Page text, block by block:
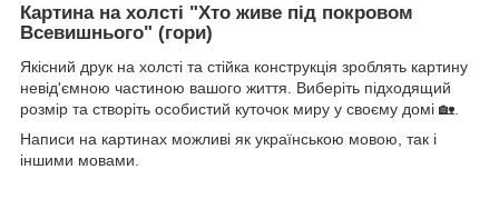
Картина на холсті "Хто живе під покровом
Всевишнього" (гори)
Якісний друк на холсті та стійка конструкція зроблять картину
невід'ємною частиною вашого життя. Виберіть підходящий
розмір та створіть особистий куточок миру у своєму домі 🏡.
Написи на картинах можливі як українською мовою, так і
іншими мовами.